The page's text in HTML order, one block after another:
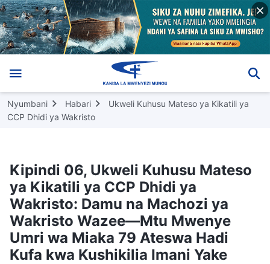
Nyumbani Habari
Ukweli Kuhusu Mateso ya Kikatili ya
CCP Dhidi ya Wakristo
Kipindi 06, Ukweli Kuhusu Mateso
ya Kikatili ya CCP Dhidi ya
Wakristo: Damu na Machozi ya
Wakristo Wazee—Mtu Mwenye
Umri wa Miaka 79 Ateswa Hadi
Kufa kwa Kushikilia Imani Yake